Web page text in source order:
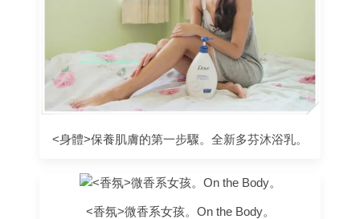
<身體>保養肌膚的第一步驟。全新多芬沐浴乳。
<香氛>微香系女孩。On the Body。